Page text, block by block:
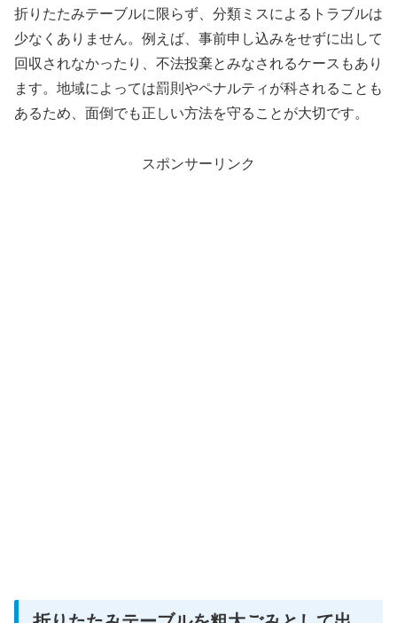
折りたたみテーブルに限らず、分類ミスによるトラブルは
少なくありません。例えば、事前申し込みをせずに出して
回収されなかったり、不法投棄とみなされるケースもあり
ます。地域によっては罰則やペナルティが科されることも
あるため、面倒でも正しい方法を守ることが大切です。
スポンサーリンク